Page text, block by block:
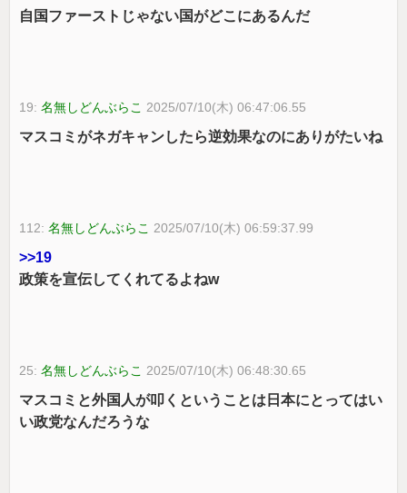
自国ファーストじゃない国がどこにあるんだ
19:名無しどんぶらこ 2025/07/10(木) 06:47:06.55
マスコミがネガキャンしたら逆効果なのにありがたいね
112:名無しどんぶらこ 2025/07/10(木) 06:59:37.99
>>19
政策を宣伝してくれてるよねw
25:名無しどんぶらこ 2025/07/10(木) 06:48:30.65
マスコミと外国人が叩くということは日本にとってはい
い政党なんだろうな